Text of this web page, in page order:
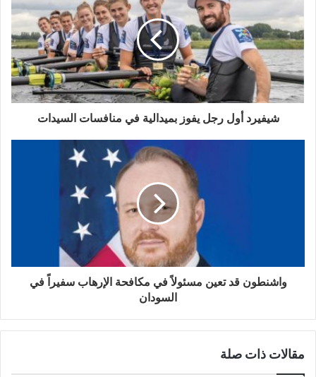
شيفيرد أول رجل يفوز بميدالية في منافسات السيدات
واشنطون قد تعين مسئولاً في مكافحة الإرهاب سفيراً في
السودان
مقالات ذات صلة